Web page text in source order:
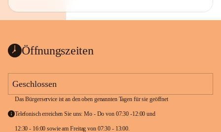
Öffnungszeiten
Geschlossen
Das Bürgerservice ist an den oben genannten Tagen für sie geöffnet
Telefonisch erreichen Sie uns: Mo - Do von 07:30 -12:00 und